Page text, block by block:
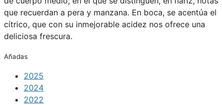
que recuerdan a pera y manzana. En boca, se acentúa el
cítrico, que con su inmejorable acidez nos ofrece una
deliciosa frescura.
Añadas
2025
2024
2022